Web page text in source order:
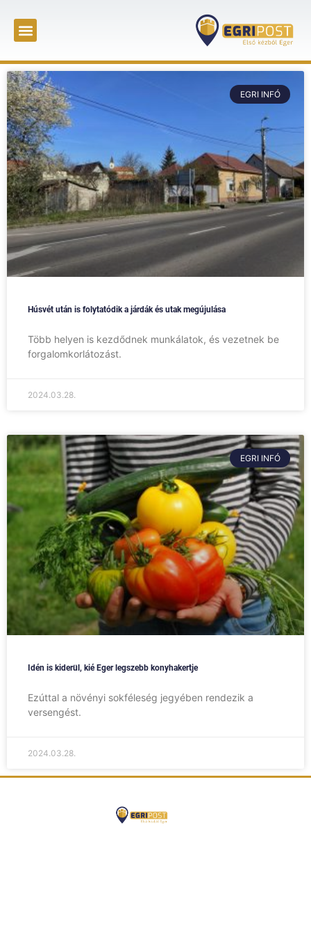
EGRI INFÓ
Húsvét után is folytatódik a járdák és utak megújulása
Több helyen is kezdődnek munkálatok, és vezetnek be
forgalomkorlátozást.
2024.03.28.
EGRI INFÓ
Idén is kiderül, kié Eger legszebb konyhakertje
Ezúttal a növényi sokféleség jegyében rendezik a
versengést.
2024.03.28.